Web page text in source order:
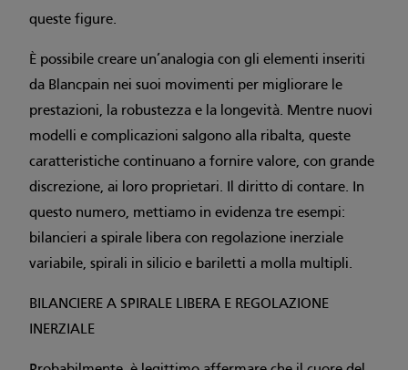
queste figure.
È possibile creare un’analogia con gli elementi inseriti
da Blancpain nei suoi movimenti per migliorare le
prestazioni, la robustezza e la longevità. Mentre nuovi
modelli e complicazioni salgono alla ribalta, queste
caratteristiche continuano a fornire valore, con grande
discrezione, ai loro proprietari. Il diritto di contare. In
questo numero, mettiamo in evidenza tre esempi:
bilancieri a spirale libera con regolazione inerziale
variabile, spirali in silicio e bariletti a molla multipli.
BILANCIERE A SPIRALE LIBERA E REGOLAZIONE
INERZIALE